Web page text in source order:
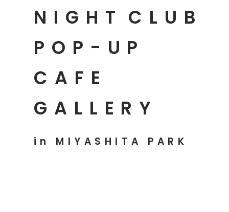
NIGHT CLUB
POP-UP
CAFE
GALLERY
in MIYASHITA PARK